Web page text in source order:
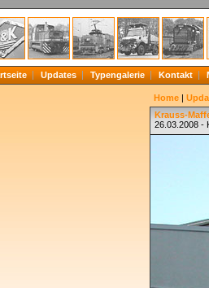
Updates Typengalerie Kontakt
Home |
Krauss-
26.03.2008 -